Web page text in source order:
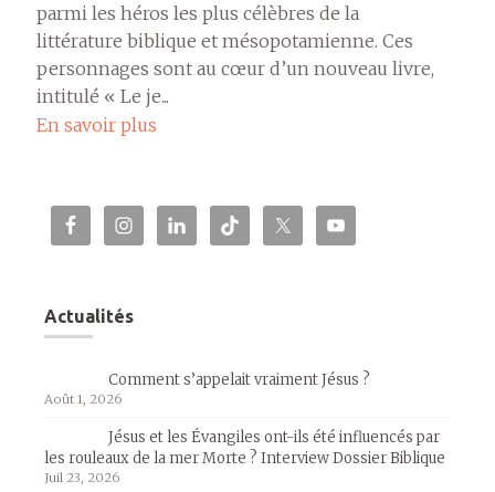
parmi les héros les plus célèbres de la
littérature biblique et mésopotamienne. Ces
personnages sont au cœur d’un nouveau livre,
intitulé « Le je...
En savoir plus
Actualités
Comment s’appelait vraiment Jésus ?
Août 1, 2026
Jésus et les Évangiles ont-ils été influencés par
les rouleaux de la mer Morte ? Interview Dossier Biblique
Juil 23, 2026